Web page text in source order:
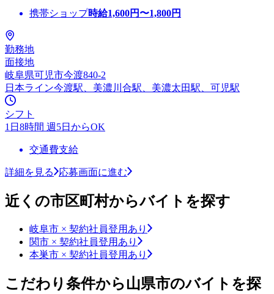
携帯ショップ時給1,600円〜1,800円
勤務地
面接地
岐阜県可児市今渡840-2
日本ライン今渡駅、美濃川合駅、美濃太田駅、可児駅
シフト
1日8時間 週5日からOK
交通費支給
詳細を見る 応募画面に進む
近くの市区町村からバイトを探す
岐阜市 × 契約社員登用あり
関市 × 契約社員登用あり
本巣市 × 契約社員登用あり
こだわり条件から山県市のバイトを探